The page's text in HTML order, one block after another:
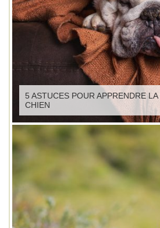
5 ASTUCES POUR APPRENDRE
CHIEN